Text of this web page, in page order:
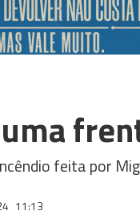
feita por
11:13